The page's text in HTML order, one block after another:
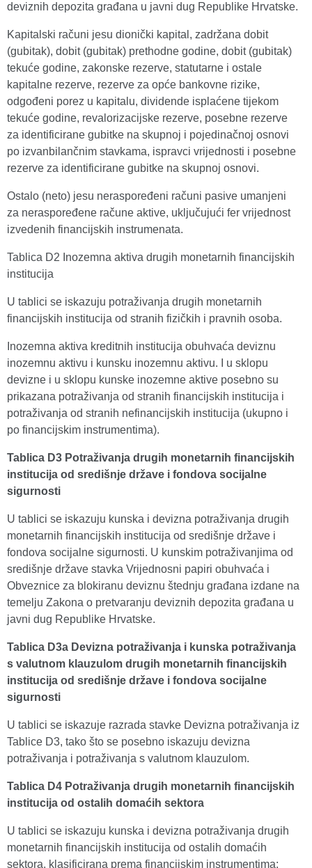
deviznih depozita građana u javni dug Republike Hrvatske.
Kapitalski računi jesu dionički kapital, zadržana dobit
(gubitak), dobit (gubitak) prethodne godine, dobit (gubitak)
tekuće godine, zakonske rezerve, statutarne i ostale
kapitalne rezerve, rezerve za opće bankovne rizike,
odgođeni porez u kapitalu, dividende isplaćene tijekom
tekuće godine, revalorizacijske rezerve, posebne rezerve
za identificirane gubitke na skupnoj i pojedinačnoj osnovi
po izvanbilančnim stavkama, ispravci vrijednosti i posebne
rezerve za identificirane gubitke na skupnoj osnovi.
Ostalo (neto) jesu neraspoređeni računi pasive umanjeni
za neraspoređene račune aktive, uključujući fer vrijednost
izvedenih financijskih instrumenata.
Tablica D2 Inozemna aktiva drugih monetarnih financijskih
institucija
U tablici se iskazuju potraživanja drugih monetarnih
financijskih institucija od stranih fizičkih i pravnih osoba.
Inozemna aktiva kreditnih institucija obuhvaća deviznu
inozemnu aktivu i kunsku inozemnu aktivu. I u sklopu
devizne i u sklopu kunske inozemne aktive posebno su
prikazana potraživanja od stranih financijskih institucija i
potraživanja od stranih nefinancijskih institucija (ukupno i
po financijskim instrumentima).
Tablica D3 Potraživanja drugih monetarnih financijskih
institucija od središnje države i fondova socijalne
sigurnosti
U tablici se iskazuju kunska i devizna potraživanja drugih
monetarnih financijskih institucija od središnje države i
fondova socijalne sigurnosti. U kunskim potraživanjima od
središnje države stavka Vrijednosni papiri obuhvaća i
Obveznice za blokiranu deviznu štednju građana izdane na
temelju Zakona o pretvaranju deviznih depozita građana u
javni dug Republike Hrvatske.
Tablica D3a Devizna potraživanja i kunska potraživanja
s valutnom klauzulom drugih monetarnih financijskih
institucija od središnje države i fondova socijalne
sigurnosti
U tablici se iskazuje razrada stavke Devizna potraživanja iz
Tablice D3, tako što se posebno iskazuju devizna
potraživanja i potraživanja s valutnom klauzulom.
Tablica D4 Potraživanja drugih monetarnih financijskih
institucija od ostalih domaćih sektora
U tablici se iskazuju kunska i devizna potraživanja drugih
monetarnih financijskih institucija od ostalih domaćih
sektora, klasificirana prema financijskim instrumentima: